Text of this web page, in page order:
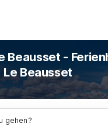
Beausset -
Le Beausset
gehen?